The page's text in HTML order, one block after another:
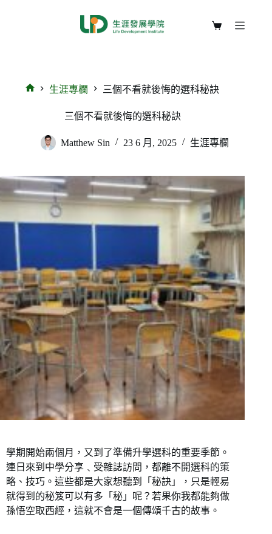
生涯專欄 三個不看就後悔的選科秘訣
三個不看就後悔的選科秘訣
Matthew Sin 23 6 月, 2025 生涯專欄
學期開始兩個月，又到了準備升學選科的重要季節。
連日來到中學分享﹑受雜誌訪問，都離不開選科的策
略、技巧。這些都是大家想聽到「秘訣」，只是輕易
就得到的秘笈可以有多「秘」呢？若果你我都能夠做
孫悟空取西經，這就不會是一個傳頌千古的故事。